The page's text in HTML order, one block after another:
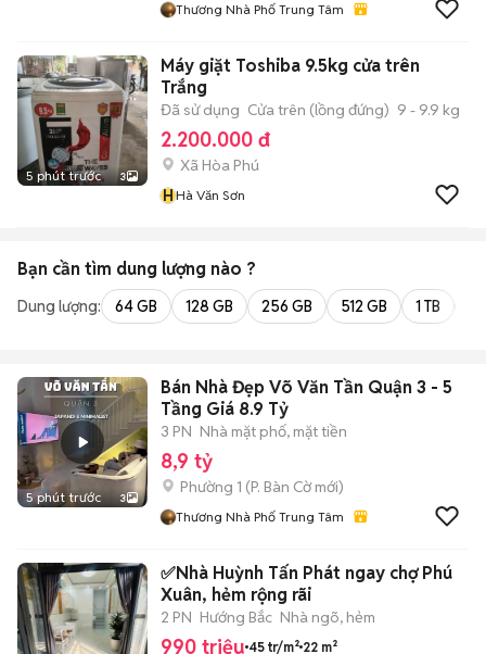
Thương Nhà Phố Trung Tâm
5 phút trước 3
Máy giặt Toshiba 9.5kg cửa trên
Trắng
Đã sử dụng Cửa trên (lồng đứng) 9 - 9.9 kg
2.200.000 đ
Xã Hòa Phú
HHà Văn Sơn
Bạn cần tìm dung lượng nào ?
Dung lượng: 64 GB 128 GB 256 GB 512 GB 1 TB
5 phút trước 3
Bán Nhà Đẹp Võ Văn Tần Quận 3 - 5
Tầng Giá 8.9 Tỷ
3 PN Nhà mặt phố, mặt tiền
8,9 tỷ
Phường 1 (P. Bàn Cờmới)
Thương Nhà Phố Trung Tâm
✅Nhà Huỳnh Tấn Phát ngay chợ Phú
Xuân, hẻm rộng rãi
2 PN Hướng Bắc Nhà ngõ, hẻm
990 triệu 45 tr/m² 22 m²